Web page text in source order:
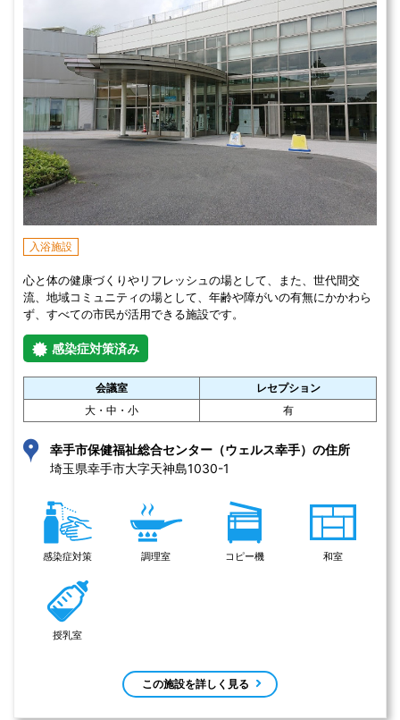
入浴施設
心と体の健康づくりやリフレッシュの場として、また、世代間交
流、地域コミュニティの場として、年齢や障がいの有無にかかわら
ず、すべての市民が活用できる施設です。
感染症対策済み
会議室
レセプション
大・中・小
有
幸手市保健福祉総合センター（ウェルス幸手）の住所
埼玉県幸手市大字天神島1030-1
感染症対策 調理室 コピー機 和室
授乳室
この施設を詳しく見る